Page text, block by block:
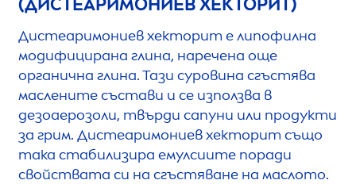
(ДИСТЕАРИМОНИЕВ ХЕКТОРИТ)
Дистеаримониев хекторит е липофилна
модифицирана глина, наречена още
органична глина. Тази суровина сгъстява
маслените състави и се използва в
дезоаерозоли, твърди сапуни или продукти
за грим. Дистеаримониев хекторит също
така стабилизира емулсиите поради
свойствата си на сгъстяване на маслото.